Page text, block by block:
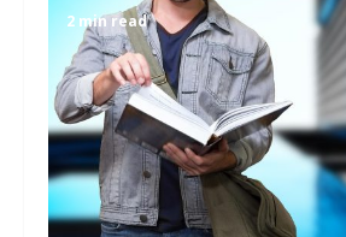
2 min read